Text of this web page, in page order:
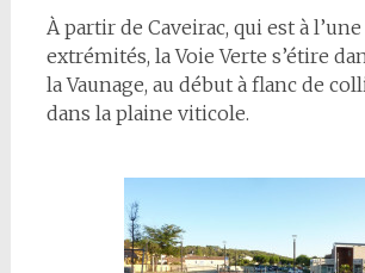
À partir de Caveirac, qui est à l’une
extrémités, la Voie Verte s’étire
la Vaunage, au début à flanc de
dans la plaine viticole.